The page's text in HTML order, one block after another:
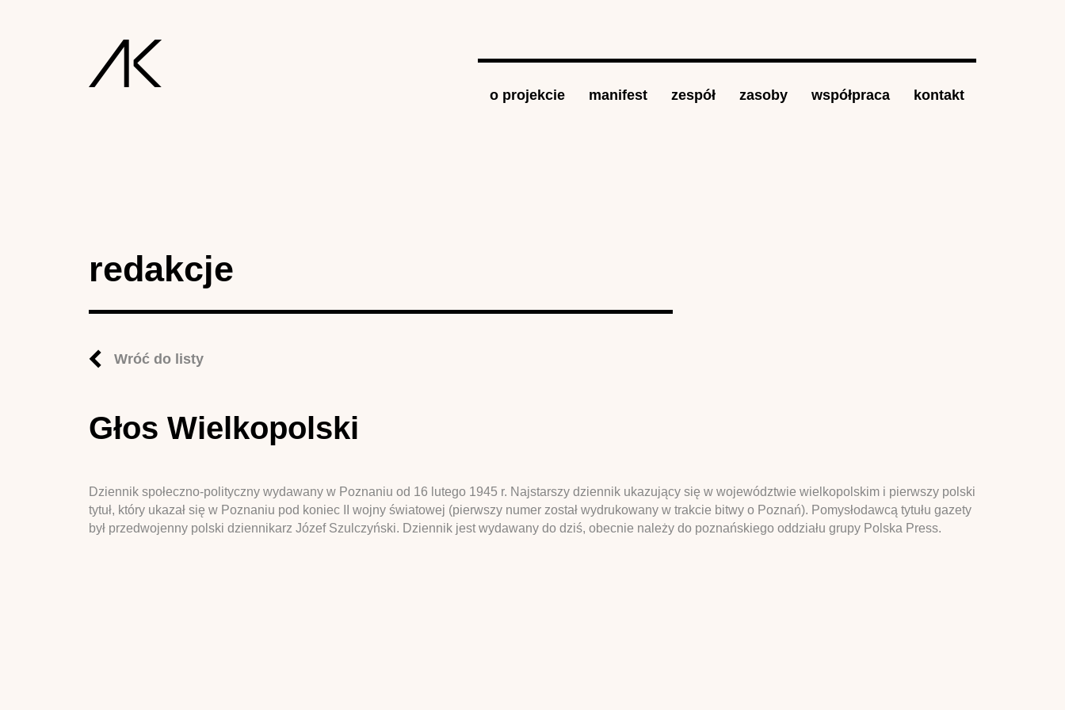
o projekcie manifest zespół zasoby współpraca kontakt
redakcje
Wróć do listy
Głos Wielkopolski
Dziennik społeczno-polityczny wydawany w Poznaniu od 16 lutego 1945 r. Najstarszy dziennik ukazujący się w województwie wielkopolskim i pierwszy polski
tytuł, który ukazał się w Poznaniu pod koniec II wojny światowej (pierwszy numer został wydrukowany w trakcie bitwy o Poznań). Pomysłodawcą tytułu gazety
był przedwojenny polski dziennikarz Józef Szulczyński. Dziennik jest wydawany do dziś, obecnie należy do poznańskiego oddziału grupy Polska Press.